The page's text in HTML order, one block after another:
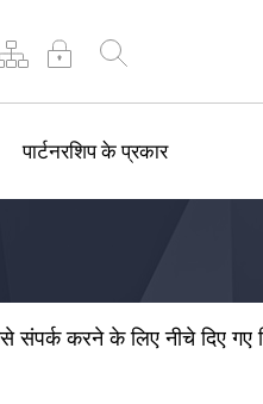
पार्टनरशिप के प्रकार
करने के लिए नीचे दिए गए